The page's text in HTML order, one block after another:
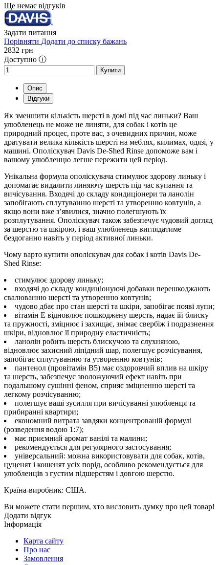
Ще немає відгуків
Задати питання
Порівняти Додати до списку бажань
2832 грн
Доступно ⓘ
Купити
Опис
Відгуки
Як зменшити кількість шерсті в домі під час линьки? Ваш
улюбленець не може не линяти, для собак і котів це
природний процес, проте вас, з очевидних причин, може
дратувати велика кількість шерсті на меблях, килимах, одязі, у
машині. Ополіскувач Davis De-Shed Rinse допоможе вам і
вашому улюбленцю легше пережити цей період.
Унікальна формула ополіскувача стимулює здорову линьку і
допомагає видалити линяючу шерсть під час купання та
вичісування. Входячі до складу кондиціонери та ланолін
запобігають сплутуванню шерсті та утворенню ковтунів, а
якщо вони вже з’явилися, значно полегшують їх
розплутування. Ополіскувач також забезпечує чудовий догляд
за шерстю та шкірою, і ваш улюбленець виглядатиме
бездоганно навіть у період активної линьки.
Чому варто купити ополіскувач для собак і котів Davis De-
Shed Rinse:
стимулює здорову линьку;
входячі до складу кондиціонуючі добавки перешкоджають
свалюванню шерсті та утворенню ковтунів;
чудово дбає про стан шерсті та шкіри, запобігає появі лупи;
вітамін Е відновлює пошкоджену шерсть, надає їй блиску
та пружності, зміцнює і захищає, знімає свербіж і подразнення
шкіри, відновлює її природну еластичність;
ланолін робить шерсть блискучою та слухняною,
відновлює захисний ліпідний шар, полегшує розчісування,
запобігає сплутуванню та утворенню ковтунів;
пантенол (провітамін В5) має оздоровчий вплив на шкіру
та шерсть, забезпечує зволожуючий ефект навіть при
подальшому сушінні феном, сприяє зміцненню шерсті та
легкому розчісуванню;
полегшує ваші зусилля при вичісуванні улюбленця та
прибиранні квартири;
економний витрата завдяки концентрованій формулі
(розведення водою 1:7);
має приємний аромат ванілі та малини;
рекомендується для регулярного застосування;
універсальний: можна використовувати для собак, котів,
цуценят і кошенят усіх порід, особливо рекомендується для
улюбленців з густим підшерстям і довгою шерстю.
Країна-виробник: США.
Ви можете стати першим, хто висловить думку про цей товар!
Додати відгук
Інформація
Карта сайту
Про нас
Замовлення